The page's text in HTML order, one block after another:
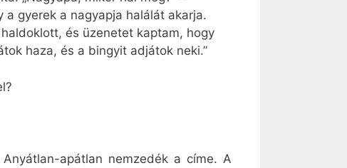
gyerek a nagyapja halálát akarja.
és üzenetet kaptam, hogy
haza, és a bingyit adjátok neki.”
apátlan nemzedék a címe. A